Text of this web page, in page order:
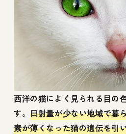
西洋の猫によく見られる目の
す。日射量が少ない地域で暮
素が薄くなった猫の遺伝を引